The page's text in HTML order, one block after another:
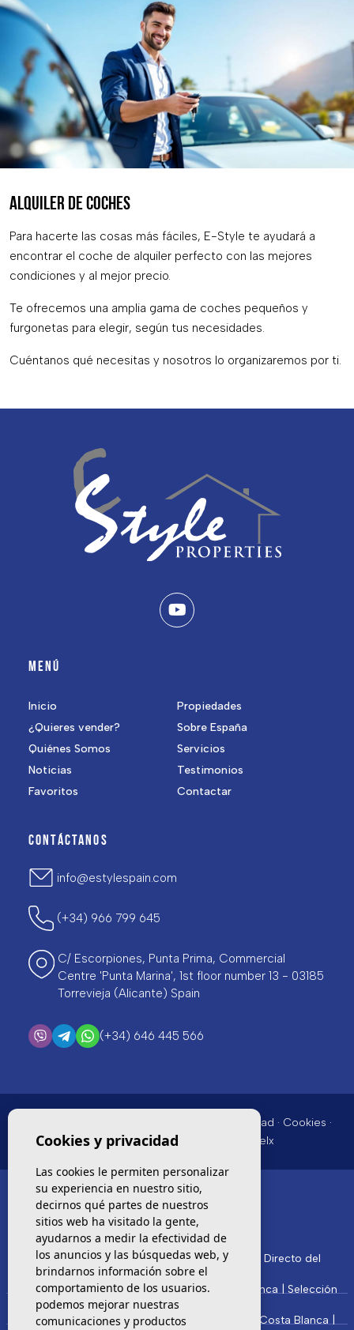
ALQUILER DE COCHES
Para hacerte las cosas más fáciles, E-Style te ayudará a
encontrar el coche de alquiler perfecto con las mejores
condiciones y al mejor precio.
Te ofrecemos una amplia gama de coches pequeños y
furgonetas para elegir, según tus necesidades.
Cuéntanos qué necesitas y nosotros lo organizaremos por ti.
MENÚ
Inicio
Propiedades
¿Quieres vender?
Sobre España
Quiénes Somos
Servicios
Noticias
Testimonios
Favoritos
Contactar
CONTÁCTANOS
info@estylespain.com
(+34) 966 799 645
C/ Escorpiones, Punta Prima, Commercial
Centre 'Punta Marina', 1st floor number 13 - 03185
Torrevieja (Alicante) Spain
(+34) 646 445 566
Privacidad · Cookies ·
Mapa Web· Diseño & CRM: Mediaelx
LO MÁS DESTACADO
Más de 1.700 Obra Nueva en Costa Blanca | Directo del
Promotor
Las Mejores Villas de Obra Nueva en Costa Blanca | Selección
Exclusiva
Los Mejores Apartamentos de Obra Nueva en Costa Blanca |
Cookies y privacidad
Las cookies le permiten personalizar
su experiencia en nuestro sitio,
decirnos qué partes de nuestros
sitios web ha visitado la gente,
ayudarnos a medir la efectividad de
los anuncios y las búsquedas web, y
brindarnos información sobre el
comportamiento de los usuarios.
podemos mejorar nuestras
comunicaciones y productos